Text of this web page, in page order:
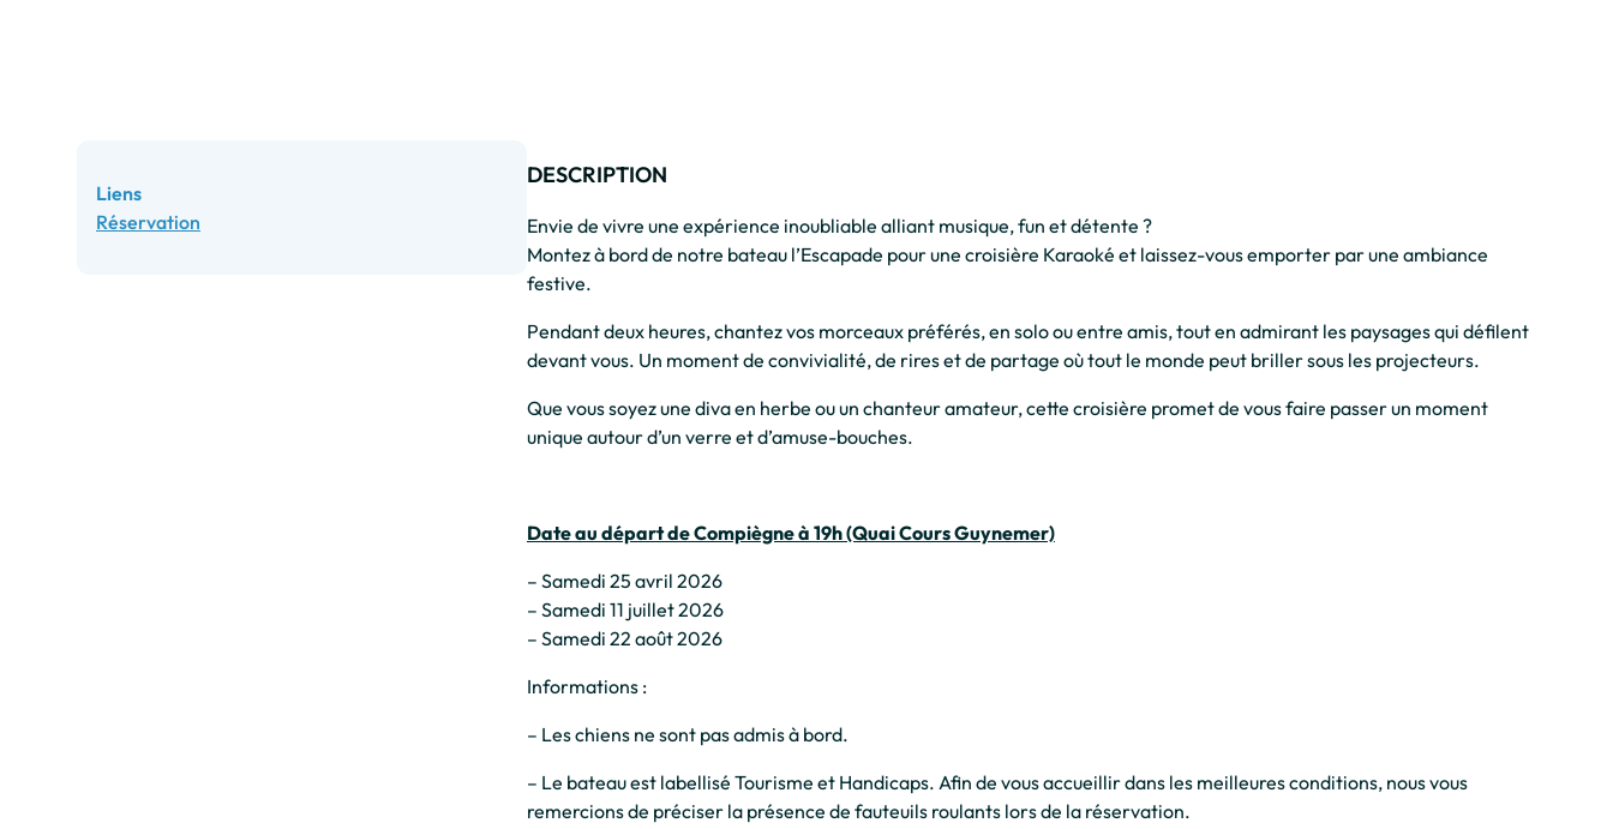
Liens
Réservation
DESCRIPTION
Envie de vivre une expérience inoubliable alliant musique, fun et détente ?
Montez à bord de notre bateau l’Escapade pour une croisière Karaoké et laissez-vous emporter par une ambiance
festive.
Pendant deux heures, chantez vos morceaux préférés, en solo ou entre amis, tout en admirant les paysages qui défilent
devant vous. Un moment de convivialité, de rires et de partage où tout le monde peut briller sous les projecteurs.
Que vous soyez une diva en herbe ou un chanteur amateur, cette croisière promet de vous faire passer un moment
unique autour d’un verre et d’amuse-bouches.
Date au départ de Compiègne à 19h (Quai Cours Guynemer)
– Samedi 25 avril 2026
– Samedi 11 juillet 2026
– Samedi 22 août 2026
Informations :
– Les chiens ne sont pas admis à bord.
– Le bateau est labellisé Tourisme et Handicaps. Afin de vous accueillir dans les meilleures conditions, nous vous
remercions de préciser la présence de fauteuils roulants lors de la réservation.